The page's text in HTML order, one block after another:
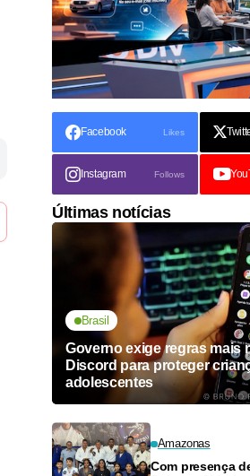
Facebook Likes
Instagram Follows
Últimas notícias
Brasil
Governo exige regras mais
Discord para proteger
adolescentes
Amazonas
Com presença